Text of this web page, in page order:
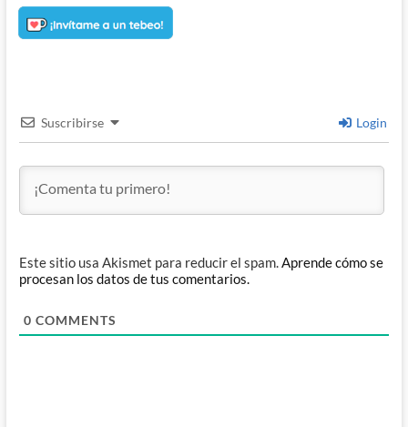
Suscribirse Login
Este sitio usa Akismet para reducir el spam.Aprende cómo se
procesan los datos de tus comentarios.
0 COMMENTS